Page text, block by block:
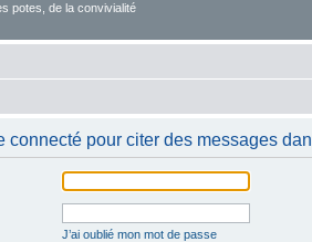
potes, de la convivialité
connecté pour citer des messages
J’ai oublié mon mot de passe